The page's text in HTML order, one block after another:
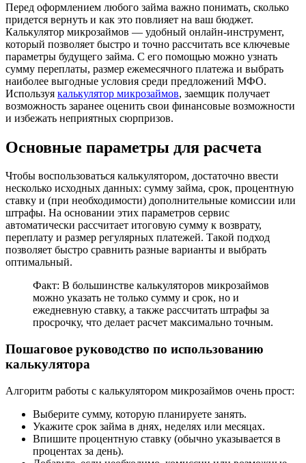
Перед оформлением любого займа важно понимать, сколько
придется вернуть и как это повлияет на ваш бюджет.
Калькулятор микрозаймов — удобный онлайн-инструмент,
который позволяет быстро и точно рассчитать все ключевые
параметры будущего займа. С его помощью можно узнать
сумму переплаты, размер ежемесячного платежа и выбрать
наиболее выгодные условия среди предложений МФО.
Используя калькулятор микрозаймов, заемщик получает
возможность заранее оценить свои финансовые возможности
и избежать неприятных сюрпризов.
Основные параметры для расчета
Чтобы воспользоваться калькулятором, достаточно ввести
несколько исходных данных: сумму займа, срок, процентную
ставку и (при необходимости) дополнительные комиссии или
штрафы. На основании этих параметров сервис
автоматически рассчитает итоговую сумму к возврату,
переплату и размер регулярных платежей. Такой подход
позволяет быстро сравнить разные варианты и выбрать
оптимальный.
Факт: В большинстве калькуляторов микрозаймов
можно указать не только сумму и срок, но и
ежедневную ставку, а также рассчитать штрафы за
просрочку, что делает расчет максимально точным.
Пошаговое руководство по использованию
калькулятора
Алгоритм работы с калькулятором микрозаймов очень прост:
Выберите сумму, которую планируете занять.
Укажите срок займа в днях, неделях или месяцах.
Впишите процентную ставку (обычно указывается в
процентах за день).